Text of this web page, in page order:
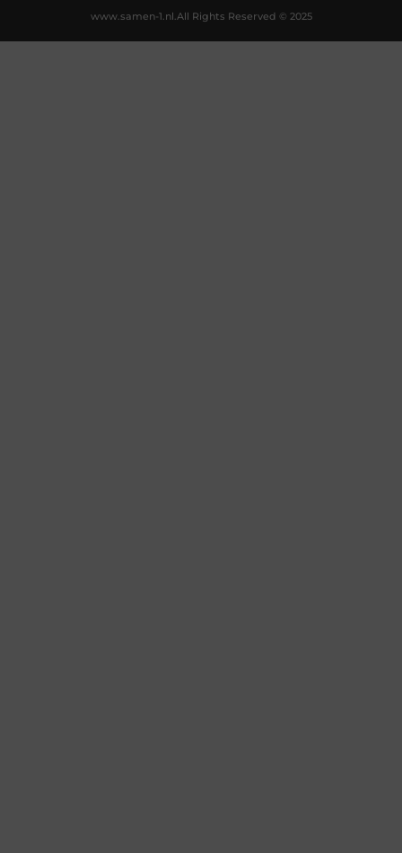
All Rights Reserved © 2025
www.samen-1.nl.